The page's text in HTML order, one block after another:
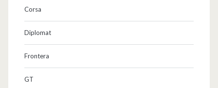
Corsa
Diplomat
Frontera
GT